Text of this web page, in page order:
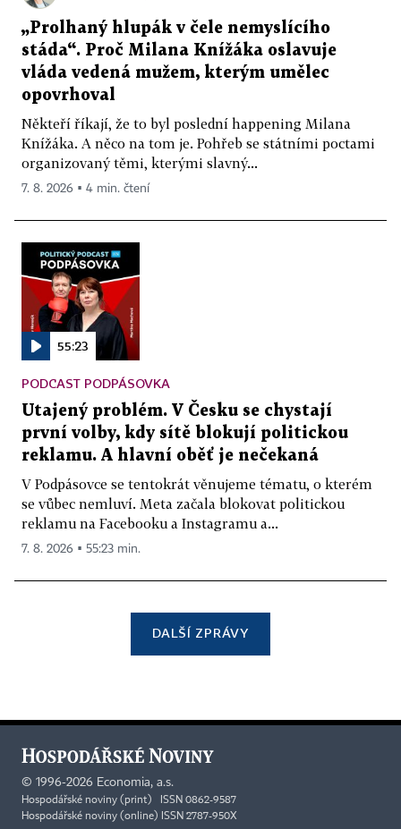
„Prolhaný hlupák v čele nemyslícího
stáda“. Proč Milana Knížáka oslavuje
vláda vedená mužem, kterým umělec
opovrhoval
Někteří říkají, že to byl poslední happening Milana
Knížáka. A něco na tom je. Pohřeb se státními poctami
organizovaný těmi, kterými slavný...
7. 8. 2026 ▪ 4 min. čtení
55:23
PODCAST PODPÁSOVKA
Utajený problém. V Česku se chystají
první volby, kdy sítě blokují politickou
reklamu. A hlavní oběť je nečekaná
V Podpásovce se tentokrát věnujeme tématu, o kterém
se vůbec nemluví. Meta začala blokovat politickou
reklamu na Facebooku a Instagramu a...
7. 8. 2026 ▪ 55:23 min.
DALŠÍ ZPRÁVY
© 1996-2026 Economia, a.s.
Hospodářské noviny (print) ISSN 0862-9587
Hospodářské noviny (online) ISSN 2787-950X